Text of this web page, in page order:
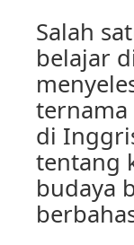
Salah
belajar
di
tentang
budaya